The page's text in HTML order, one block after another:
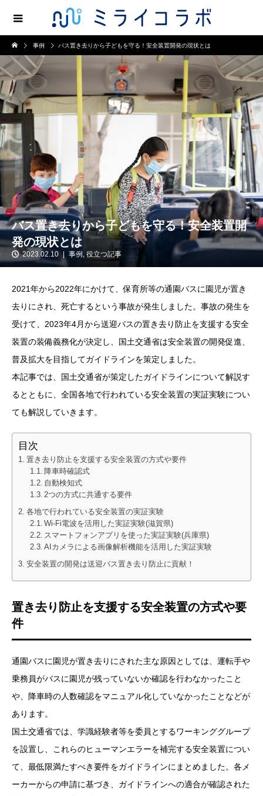
事例 バス置き去りから子どもを守る！安全装置開発の現状とは
バス置き去りから子どもを守る！安全装置開
発の現状とは
2023.02.10 事例 , 役立つ記事
2021年から2022年にかけて、保育所等の通園バスに園児が置き
去りにされ、死亡するという事故が発生しました。事故の発生を
受けて、2023年4月から送迎バスの置き去り防止を支援する安全
装置の装備義務化が決定し、国土交通省は安全装置の開発促進、
普及拡大を目指してガイドラインを策定しました。
本記事では、国土交通省が策定したガイドラインについて解説す
るとともに、全国各地で行われている安全装置の実証実験につい
ても解説していきます。
目次
置き去り防止を支援する安全装置の方式や要件
降車時確認式
自動検知式
2つの方式に共通する要件
各地で行われている安全装置の実証実験
Wi-Fi電波を活用した実証実験(滋賀県)
スマートフォンアプリを使った実証実験(兵庫県)
AIカメラによる画像解析機能を活用した実証実験
安全装置の開発は送迎バス置き去り防止に貢献！
置き去り防止を支援する安全装置の方式や要
件
通園バスに園児が置き去りにされた主な原因としては、運転手や
乗務員がバスに園児が残っていないか確認を行わなかったこと
や、降車時の人数確認をマニュアル化していなかったことなどが
あります。
国土交通省では、学識経験者等を委員とするワーキンググループ
を設置し、これらのヒューマンエラーを補完する安全装置につい
て、最低限満たすべき要件をガイドラインにまとめました。各メ
ーカーからの申請に基づき、ガイドラインへの適合が確認された